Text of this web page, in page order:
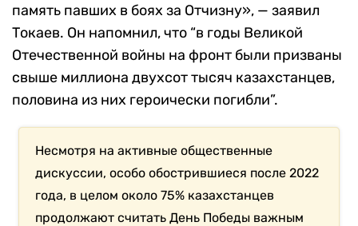
память павших в боях за Отчизну», — заявил
Токаев. Он напомнил, что “в годы Великой
Отечественной войны на фронт были призваны
свыше миллиона двухсот тысяч казахстанцев,
половина из них героически погибли”.
Несмотря на активные общественные
дискуссии, особо обострившиеся после 2022
года, в целом около 75% казахстанцев
продолжают считать День Победы важным